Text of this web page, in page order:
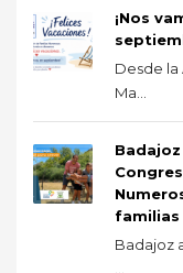
¡Nos
Desde la
Ma...
familias
Badajoz